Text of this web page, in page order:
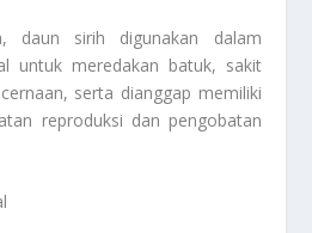
daun sirih digunakan dalam
untuk meredakan batuk, sakit
serta dianggap memiliki
reproduksi dan pengobatan